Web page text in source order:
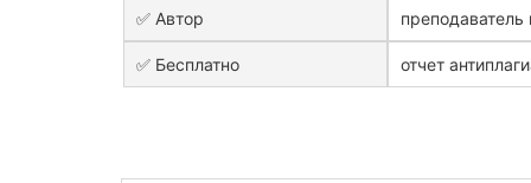
✅ Автор
✅ Бесплатно отчет